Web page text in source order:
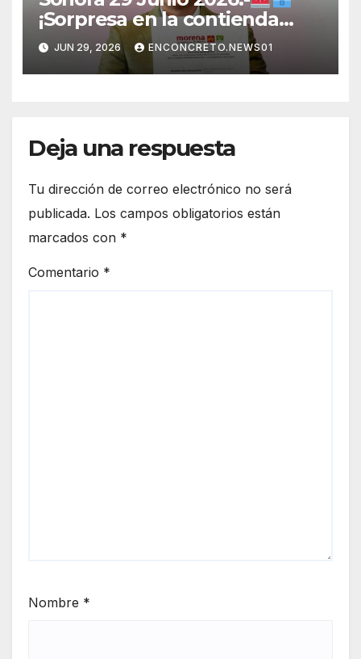
¡Sorpresa en la contienda
rumbo a 2027! Omar Del Valle
entra de última hora a la
carrera en Sonora
JUN 29, 2026 ENCONCRETO.NEWS01
Deja una respuesta
Tu dirección de correo electrónico no será
publicada. Los campos obligatorios están
marcados con *
Comentario *
Nombre *